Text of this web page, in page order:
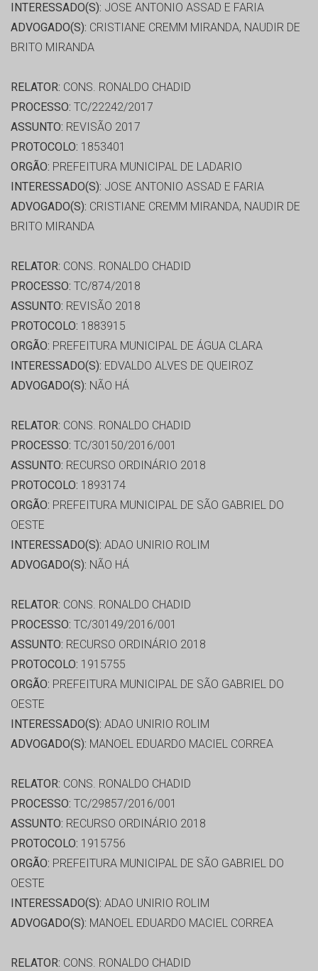
INTERESSADO(S): JOSE ANTONIO ASSAD E FARIA
ADVOGADO(S): CRISTIANE CREMM MIRANDA, NAUDIR DE
BRITO MIRANDA
RELATOR: CONS. RONALDO CHADID
PROCESSO: TC/22242/2017
ASSUNTO: REVISÃO 2017
PROTOCOLO: 1853401
ORGÃO: PREFEITURA MUNICIPAL DE LADARIO
INTERESSADO(S): JOSE ANTONIO ASSAD E FARIA
ADVOGADO(S): CRISTIANE CREMM MIRANDA, NAUDIR DE
BRITO MIRANDA
RELATOR: CONS. RONALDO CHADID
PROCESSO: TC/874/2018
ASSUNTO: REVISÃO 2018
PROTOCOLO: 1883915
ORGÃO: PREFEITURA MUNICIPAL DE ÁGUA CLARA
INTERESSADO(S): EDVALDO ALVES DE QUEIROZ
ADVOGADO(S): NÃO HÁ
RELATOR: CONS. RONALDO CHADID
PROCESSO: TC/30150/2016/001
ASSUNTO: RECURSO ORDINÁRIO 2018
PROTOCOLO: 1893174
ORGÃO: PREFEITURA MUNICIPAL DE SÃO GABRIEL DO
OESTE
INTERESSADO(S): ADAO UNIRIO ROLIM
ADVOGADO(S): NÃO HÁ
RELATOR: CONS. RONALDO CHADID
PROCESSO: TC/30149/2016/001
ASSUNTO: RECURSO ORDINÁRIO 2018
PROTOCOLO: 1915755
ORGÃO: PREFEITURA MUNICIPAL DE SÃO GABRIEL DO
OESTE
INTERESSADO(S): ADAO UNIRIO ROLIM
ADVOGADO(S): MANOEL EDUARDO MACIEL CORREA
RELATOR: CONS. RONALDO CHADID
PROCESSO: TC/29857/2016/001
ASSUNTO: RECURSO ORDINÁRIO 2018
PROTOCOLO: 1915756
ORGÃO: PREFEITURA MUNICIPAL DE SÃO GABRIEL DO
OESTE
INTERESSADO(S): ADAO UNIRIO ROLIM
ADVOGADO(S): MANOEL EDUARDO MACIEL CORREA
RELATOR: CONS. RONALDO CHADID